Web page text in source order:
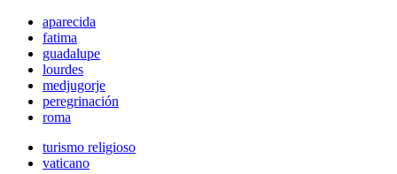
aparecida
fatima
guadalupe
lourdes
medjugorje
peregrinación
roma
turismo religioso
vaticano